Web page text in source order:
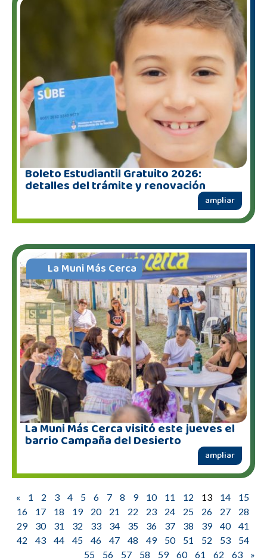
Boleto Estudiantil Gratuito 2026:
detalles del trámite y renovación
ampliar
La Muni Más Cerca
La Muni Más Cerca visitó este jueves el
barrio Campaña del Desierto
ampliar
« 1 2 3 4 5 6 7 8 9 10 11 12 13 14
15
16
17 18 19 20 21 22 23 24 25 26 27
28
29
30 31 32 33 34 35 36 37 38 39 40
41
42
43 44 45 46 47 48 49 50 51 52 53
54
55
56 57 58 59 60 61 62 63 »